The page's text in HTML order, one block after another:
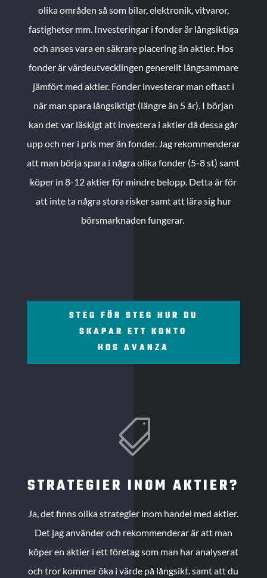
olika områden så som bilar, elektronik, vitvaror,
fastigheter mm. Investeringar i fonder är långsiktiga
och anses vara en säkrare placering än aktier. Hos
fonder är värdeutvecklingen generellt långsammare
jämfört med aktier. Fonder investerar man oftast i
när man spara långsiktigt (längre än 5 år). I början
kan det var läskigt att investera i aktier då dessa går
upp och ner i pris mer än fonder. Jag rekommenderar
att man börja spara i några olika fonder (5-8 st) samt
köper in 8-12 aktier för mindre belopp. Detta är för
att inte ta några stora risker samt att lära sig hur
börsmarknaden fungerar.
STEG FÖR STEG HUR DU
SKAPAR ETT KONTO
HOS AVANZA

STRATEGIER INOM AKTIER?
Ja, det finns olika strategier inom handel med aktier.
Det jag använder och rekommenderar är att man
köper en aktier i ett företag som man har analyserat
och tror kommer öka i värde på långsikt. samt att du